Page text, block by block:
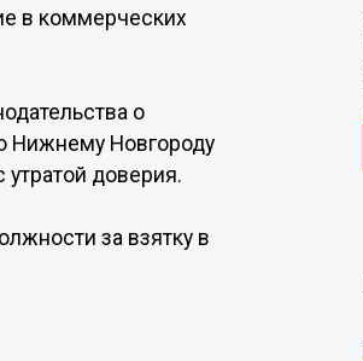
в коммерческих
о
Нижнему Новгороду
утратой доверия.
за взятку в